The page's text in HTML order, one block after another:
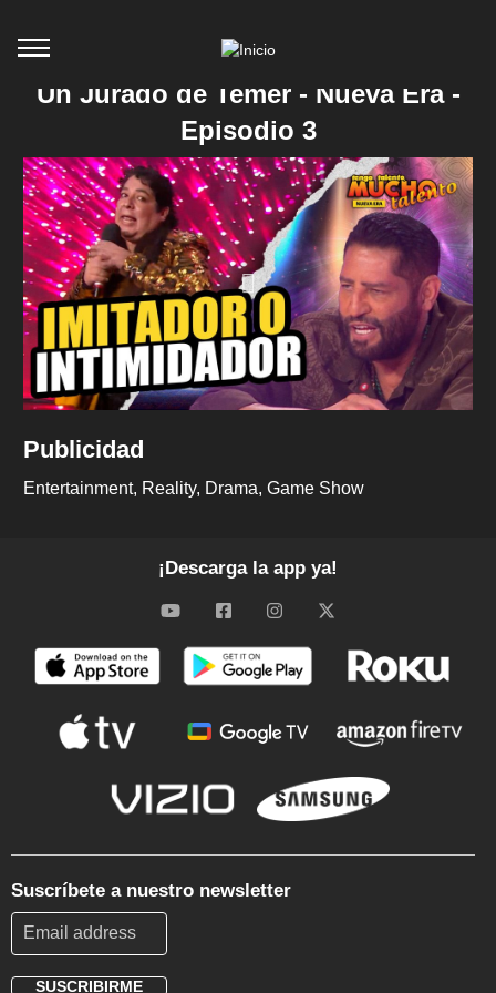
Un Jurado de Temer - Nueva Era -
Episodio 3
Publicidad
Entertainment Reality Drama Game Show
¡Descarga la app ya!
Suscríbete a nuestro newsletter
SUSCRIBIRME